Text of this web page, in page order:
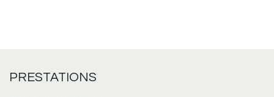
PRESTATIONS